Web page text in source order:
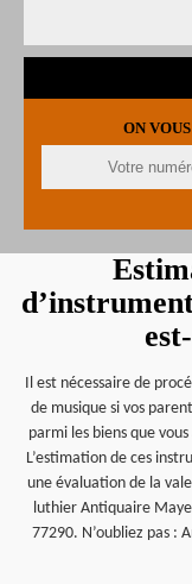
ON
Il est nécessaire de
de musique si vos
parmi les biens que
L’estimation de ces
une évaluation de la
luthier Antiquaire
77290. N’oubliez pas :